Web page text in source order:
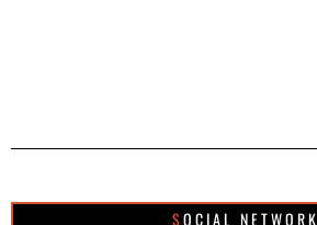
SOCIAL NETWORK